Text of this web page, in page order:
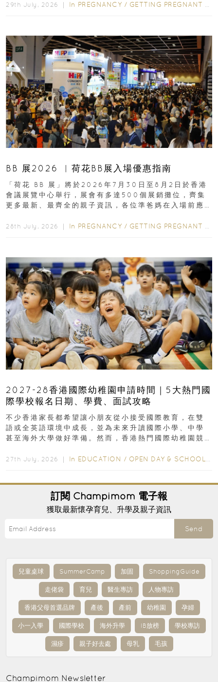
29th July, 2026 ｜ In PREGNANCY / GETTING PREGNANT
BB 展2026 ︳荷花BB展入場優惠指南
「荷花 BB 展」將於2026年7月30日至8月2日於香港
會議展覽中心舉行，展會有多達500個展銷攤位，齊集
更多最新、最齊全的親子資訊，各位準爸媽在入場前應
28th July, 2026 ｜ In PREGNANCY / GETTING PREGNANT
2027-28香港國際幼稚園申請時間｜5大熱門國
際學校報名日期、學費、面試攻略
不少香港家長都希望讓小朋友從小接受國際教育，在雙
語或全英語環境中成長，並為未來升讀國際小學、中學
甚至海外大學做好準備。然而，香港熱門國際幼稚園競
27th July, 2026 ｜ In EDUCATION / OPEN DAY & SCHOOL EVENTS
訂閱 Champimom 電子報
獲取最新懷孕育兒、升學及親子資訊
Send
兒童桌球 SummerCamp 加固 ShoppingGuide
走佬袋 育兒 醫生專訪 人物專訪
香港父母首選品牌 產後 產前 幼稚園 孕婦
小一入學 國際學校 海外升學 IB放榜 學校專訪
濕疹 親子好去處 母乳 毛孩
Champimom Newsletter